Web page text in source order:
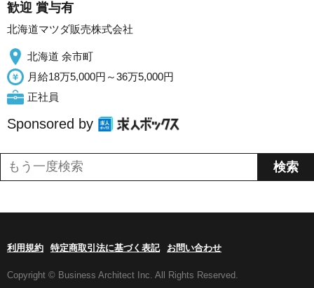
歓迎 賞与有
北海道マツダ販売株式会社
北海道 余市町
月給18万5,000円～36万5,000円
正社員
Sponsored by
利用規約 特定商取引法に基づく表記 お問い合わせ
Copyright © Business Architect Inc. All Rights Reserved.